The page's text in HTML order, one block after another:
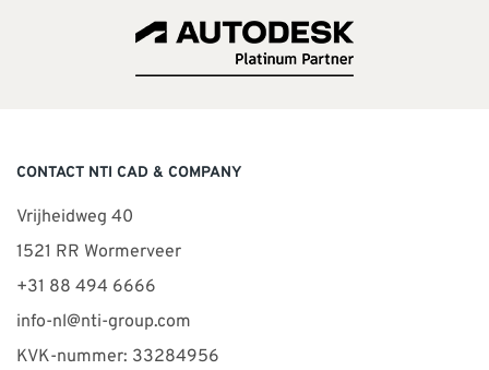
CONTACT NTI CAD & COMPANY
Vrijheidweg 40
1521 RR Wormerveer
+31 88 494 6666
info-nl@nti-group.com
KVK-nummer: 33284956